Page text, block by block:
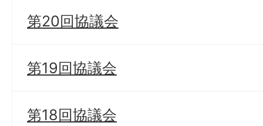
第20回協議会
第19回協議会
第18回協議会